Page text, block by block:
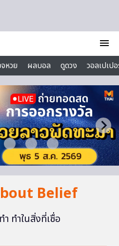
menu
หวย ผลบอล ดูดวง
วอลเปเป
Belief
ำ ทำในสิ่งที่เชื่อ